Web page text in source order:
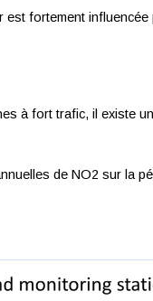
fortement
à fort trafic, il existe
de NO2 sur la